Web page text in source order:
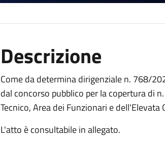
Descrizione
Come da determina dirigenziale n. 768/
dal concorso pubblico per la copertura di
Tecnico, Area dei Funzionari e
L'atto è consultabile in allegato.